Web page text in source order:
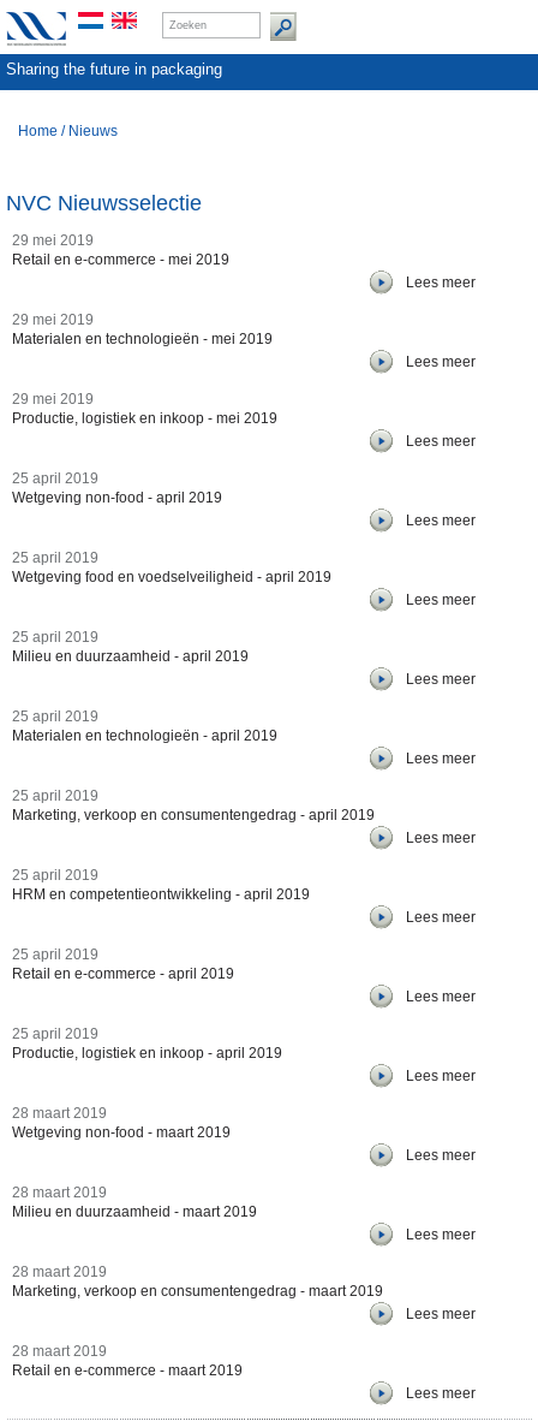
Sharing the future in packaging
Home / Nieuws
NVC Nieuwsselectie
29 mei 2019
Retail en e-commerce - mei 2019
Lees meer
29 mei 2019
Materialen en technologieën - mei 2019
Lees meer
29 mei 2019
Productie, logistiek en inkoop - mei 2019
Lees meer
25 april 2019
Wetgeving non-food - april 2019
Lees meer
25 april 2019
Wetgeving food en voedselveiligheid - april 2019
Lees meer
25 april 2019
Milieu en duurzaamheid - april 2019
Lees meer
25 april 2019
Materialen en technologieën - april 2019
Lees meer
25 april 2019
Marketing, verkoop en consumentengedrag - april 2019
Lees meer
25 april 2019
HRM en competentieontwikkeling - april 2019
Lees meer
25 april 2019
Retail en e-commerce - april 2019
Lees meer
25 april 2019
Productie, logistiek en inkoop - april 2019
Lees meer
28 maart 2019
Wetgeving non-food - maart 2019
Lees meer
28 maart 2019
Milieu en duurzaamheid - maart 2019
Lees meer
28 maart 2019
Marketing, verkoop en consumentengedrag - maart 2019
Lees meer
28 maart 2019
Retail en e-commerce - maart 2019
Lees meer